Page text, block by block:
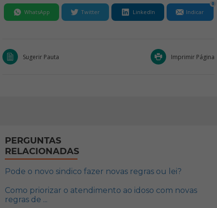
WhatsApp Twitter LinkedIn Indicar
0
Sugerir Pauta Imprimir Página
PERGUNTAS
RELACIONADAS
Pode o novo sindico fazer novas regras ou lei?
Como priorizar o atendimento ao idoso com novas
regras de ...